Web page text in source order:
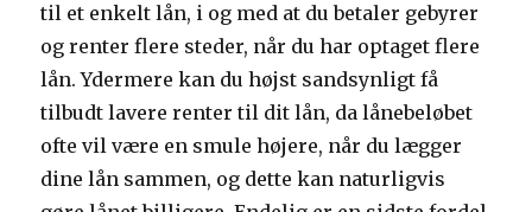
til et enkelt lån, i og med at du betaler gebyrer
og renter flere steder, når du har optaget flere
lån. Ydermere kan du højst sandsynligt få
tilbudt lavere renter til dit lån, da lånebeløbet
ofte vil være en smule højere, når du lægger
dine lån sammen, og dette kan naturligvis